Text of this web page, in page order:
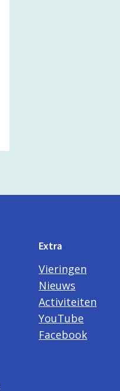
Extra
Vieringen
Nieuws
Activiteiten
YouTube
Facebook